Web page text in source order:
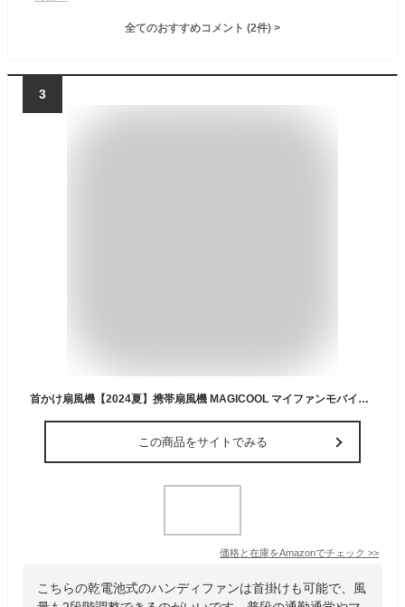
全てのおすすめコメント (2件) >
3
首かけ扇風機【2024夏】携帯扇風機 MAGICOOL マイファンモバイル ハンズフリー ホワイト 乾電池式 連続稼働30時間 大風量(2段階調整) スポーツ観戦 通勤通学 アウトドア 熱中症対策 MM1WH
この商品をサイトでみる
価格と在庫をAmazonでチェック >>
こちらの乾電池式のハンディファンは首掛けも可能で、風